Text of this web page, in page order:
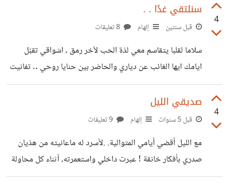
4
سنلتقي غدًا . .
قبل سنتين إلهام
سلاما لقلبا يتقاسم معي لذة الحب لآخر رمق ، اشواقي تقبّل
ايامك ايها الغائب عن دياري والحاضر بين حنايا روحي .. تفانيت
لك في الحب، وانا التي لم يعطني الحب غير الألم ، مابال حبك
هذا يبعث بي زغاريد أمل .. نمضي نبضا بنبض نحو الإلتقاء
السرمدي
4
صديقي الليل
قبل 5 سنوات إلهام
مع الليل أقضي أيامي المتوالية. .لأسرد له ماعانيته من هذيان
صدري بأفكار خانقة ! عبرت داخلي واستعمرته، أثناء كل محاولة
مني بالهروب نحو النوم ..أخبره أنني أعيش كل ليلة من لياليه